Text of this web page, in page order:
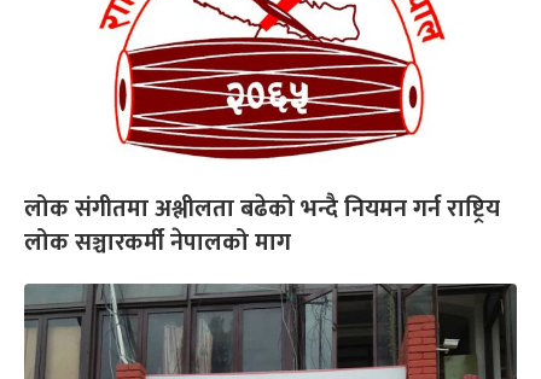
लोक संगीतमा अश्लीलता बढेको भन्दै नियमन गर्न राष्ट्रिय
लोक सञ्चारकर्मी नेपालको माग